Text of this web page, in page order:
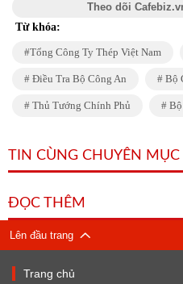
Theo dõi
Từ khóa:
Tổng Công Ty Thép Việt Nam
Điều Tra Bộ Công An Bộ
Thủ Tướng Chính Phủ
TIN CÙNG CHUYÊN MỤC
ĐỌC THÊM
Lên đầu trang
Trang chủ